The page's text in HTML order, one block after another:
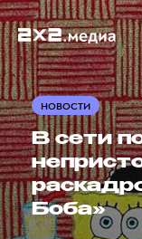
НОВОСТИ
В сети
Боба»